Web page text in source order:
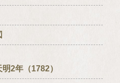
年（1782）